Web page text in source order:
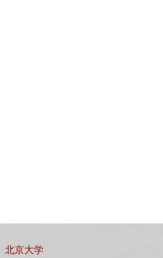
北京大学